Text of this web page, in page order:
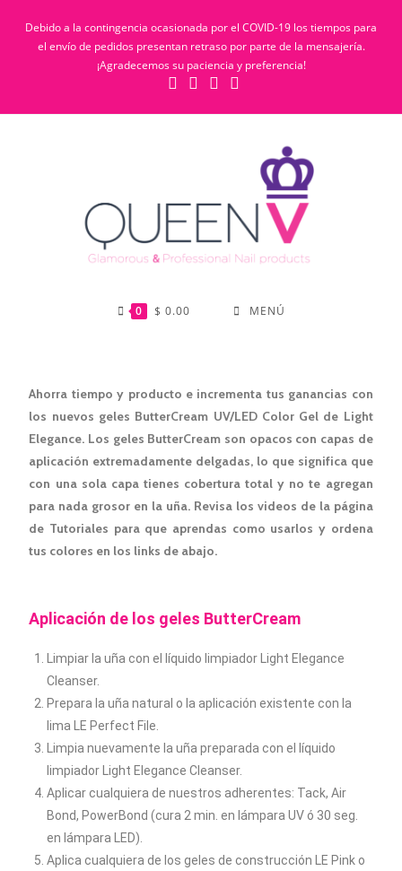
Debido a la contingencia ocasionada por el COVID-19 los tiempos para
el envío de pedidos presentan retraso por parte de la mensajería.
¡Agradecemos su paciencia y preferencia!
0 $ 0.00 MENÚ
Ahorra tiempo y producto e incrementa tus ganancias con
los nuevos geles ButterCream UV/LED Color Gel de Light
Elegance. Los geles ButterCream son opacos con capas de
aplicación extremadamente delgadas, lo que significa que
con una sola capa tienes cobertura total y no te agregan
para nada grosor en la uña. Revisa los videos de la página
de Tutoriales para que aprendas como usarlos y ordena
tus colores en los links de abajo.
Aplicación de los geles ButterCream
Limpiar la uña con el líquido limpiador Light Elegance
Cleanser.
Prepara la uña natural o la aplicación existente con la
lima LE Perfect File.
Limpia nuevamente la uña preparada con el líquido
limpiador Light Elegance Cleanser.
Aplicar cualquiera de nuestros adherentes: Tack, Air
Bond, PowerBond (cura 2 min. en lámpara UV ó 30 seg.
en lámpara LED).
Aplica cualquiera de los geles de construcción LE Pink o